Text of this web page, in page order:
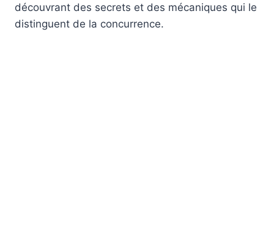
découvrant des secrets et des mécaniques qui le
distinguent de la concurrence.